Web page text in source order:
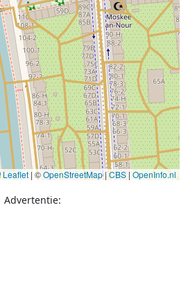
Leaflet | ©OpenStreetMap|CBS | OpenInfo.nl
Advertentie: